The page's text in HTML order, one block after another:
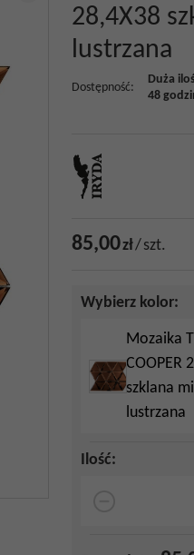
28,4X38
lustrzana
Dostępność:
Duża
48
85,00zł/szt.
Wybierz kolor:
Mozaika
COOPER
szklana
lustrzana
Ilość: